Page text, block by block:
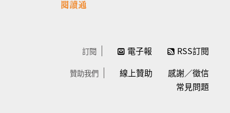
訂閱 電子報 RSS訂閱
贊助我們 線上贊助
感謝／徵信
常見問題